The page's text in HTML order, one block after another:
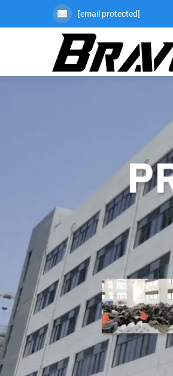
[email protected]